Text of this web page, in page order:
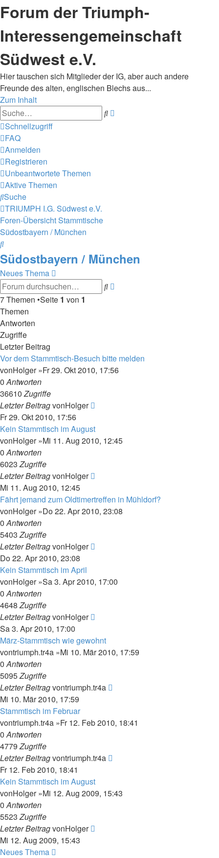
Forum der Triumph-
Interessengemeinschaft
Südwest e.V.
Hier tauschen sich Mitglieder der IG, aber auch andere
Freunde des alten, englischen Blechs aus...
Zum Inhalt
Suche
Schnellzugriff
FAQ
Anmelden
Registrieren
Unbeantwortete Themen
Aktive Themen
Suche
TRIUMPH I.G. Südwest e.V.
Foren-ÜbersichtStammtische
Südostbayern / München
Suche
Südostbayern / München
Neues Thema
Suche
7 Themen •Seite 1 von 1
Themen
Antworten
Zugriffe
Letzter Beitrag
Vor dem Stammtisch-Besuch bitte melden
vonHolger»Fr 29. Okt 2010, 17:56
0Antworten
36610Zugriffe
Letzter BeitragvonHolger
Fr 29. Okt 2010, 17:56
Kein Stammtisch im August
vonHolger»Mi 11. Aug 2010, 12:45
0Antworten
6023Zugriffe
Letzter BeitragvonHolger
Mi 11. Aug 2010, 12:45
Fährt jemand zum Oldtimertreffen in Mühldorf?
vonHolger»Do 22. Apr 2010, 23:08
0Antworten
5403Zugriffe
Letzter BeitragvonHolger
Do 22. Apr 2010, 23:08
Kein Stammtisch im April
vonHolger»Sa 3. Apr 2010, 17:00
0Antworten
4648Zugriffe
Letzter BeitragvonHolger
Sa 3. Apr 2010, 17:00
März-Stammtisch wie gewohnt
vontriumph.tr4a »Mi 10. Mär 2010, 17:59
0Antworten
5095Zugriffe
Letzter Beitragvontriumph.tr4a
Mi 10. Mär 2010, 17:59
Stammtisch im Februar
vontriumph.tr4a »Fr 12. Feb 2010, 18:41
0Antworten
4779Zugriffe
Letzter Beitragvontriumph.tr4a
Fr 12. Feb 2010, 18:41
Kein Stammtisch im August
vonHolger»Mi 12. Aug 2009, 15:43
0Antworten
5523Zugriffe
Letzter BeitragvonHolger
Mi 12. Aug 2009, 15:43
Neues Thema